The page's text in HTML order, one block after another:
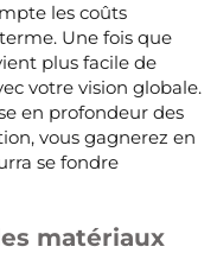
les coûts
Une fois que
plus facile de
votre vision globale.
en profondeur des
vous gagnerez en
se fondre
matériaux